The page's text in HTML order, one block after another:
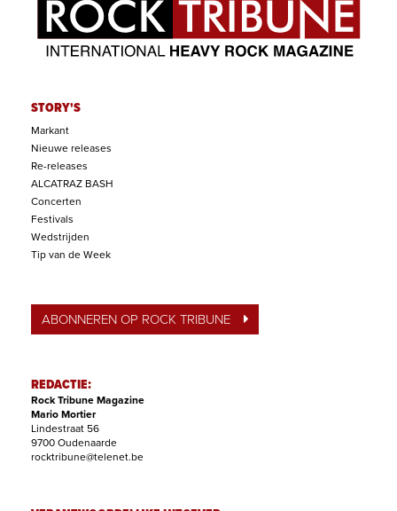
STORY'S
Markant
Nieuwe releases
Re-releases
ALCATRAZ BASH
Concerten
Festivals
Wedstrijden
Tip van de Week
ABONNEREN OP ROCK TRIBUNE
REDACTIE:
Rock Tribune Magazine
Mario Mortier
Lindestraat 56
9700 Oudenaarde
rocktribune@telenet.be